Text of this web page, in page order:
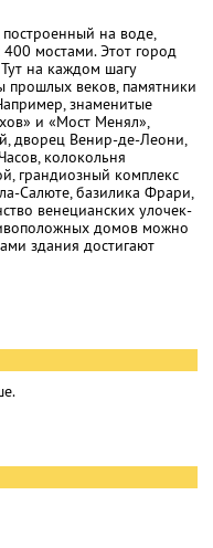
на воде,
мостами. Этот город
на каждом шагу
прошлых веков, памятники
знаменитые
и «Мост Менял»,
дворец Венир-де-Леони,
колокольня
грандиозный комплекс
Салюте, базилика Фрари,
венецианских улочек-
домов можно
здания достигают